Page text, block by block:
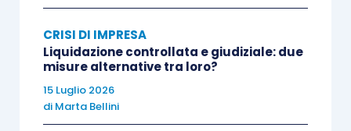
In materia, si ricorda che il Tribunale di Milano si è
già espresso con provvedimento del 11 aprile
2025, affermando che l’esistenza di una
negoziata della crisi, con la presenza di un
Esperto indipendente sotto la sorveglianza del
CRISI DI IMPRESA
Liquidazione controllata e giudiziale: due
misure alternative tra loro?
15 Luglio 2026
di Marta Bellini